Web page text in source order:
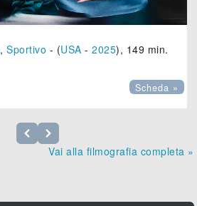
,Sportivo - (USA -2025), 149 min.
Scheda »
Vai alla filmografia completa »